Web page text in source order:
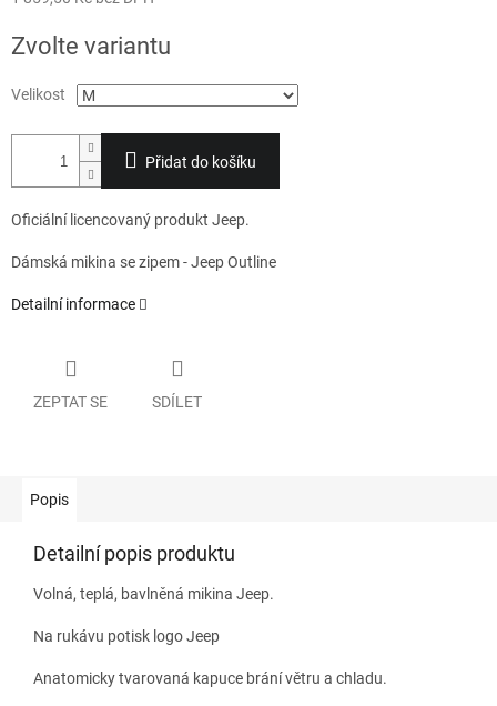
cena:
Zvolte variantu
Velikost
Přidat do košíku
Oficiální licencovaný produkt Jeep.
Dámská mikina se zipem - Jeep Outline
Detailní informace
ZEPTAT SE SDÍLET
Popis
Detailní popis produktu
Volná, teplá, bavlněná mikina Jeep.
Na rukávu potisk logo Jeep
Anatomicky tvarovaná kapuce brání větru a chladu.